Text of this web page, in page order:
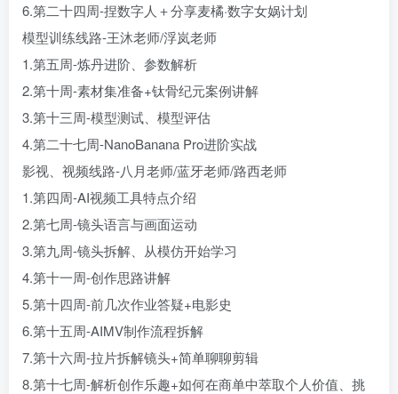
6.第二十四周-捏数字人＋分享麦橘·数字女娲计划
模型训练线路-王沐老师/浮岚老师
1.第五周-炼丹进阶、参数解析
2.第十周-素材集准备+钛骨纪元案例讲解
3.第十三周-模型测试、模型评估
4.第二十七周-NanoBanana Pro进阶实战
影视、视频线路-八月老师/蓝牙老师/路西老师
1.第四周-AI视频工具特点介绍
2.第七周-镜头语言与画面运动
3.第九周-镜头拆解、从模仿开始学习
4.第十一周-创作思路讲解
5.第十四周-前几次作业答疑+电影史
6.第十五周-AIMV制作流程拆解
7.第十六周-拉片拆解镜头+简单聊聊剪辑
8.第十七周-解析创作乐趣+如何在商单中萃取个人价值、挑